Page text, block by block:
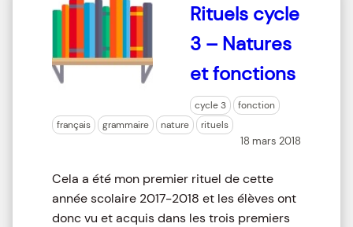
Rituels cycle
3 – Natures
et fonctions
cycle 3
fonction
français
grammaire nature rituels
18 mars 2018
Cela a été mon premier rituel de cette
année scolaire 2017-2018 et les élèves ont
donc vu et acquis dans les trois premiers